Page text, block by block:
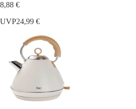
8,88 €
UVP24,99 €